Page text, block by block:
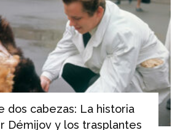
dos cabezas: La historia
Démijov y los trasplantes